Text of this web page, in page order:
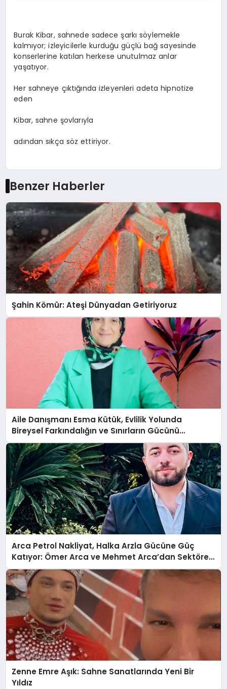
Burak Kibar, sahnede sadece şarkı söylemekle
kalmıyor; izleyicilerle kurduğu güçlü bağ sayesinde
konserlerine katılan herkese unutulmaz anlar
yaşatıyor.
Her sahneye çıktığında izleyenleri adeta hipnotize
eden
Kibar, sahne şovlarıyla
adından sıkça söz ettiriyor.
Benzer Haberler
Şahin Kömür: Ateşi Dünyadan Getiriyoruz
Aile Danışmanı Esma Kütük, Evlilik Yolunda
Bireysel Farkındalığın ve Sınırların Gücünü
Anlatıyor
Arca Petrol Nakliyat, Halka Arzla Gücüne Güç
Katıyor: Ömer Arca ve Mehmet Arca’dan Sektöre
Güçlü Yatırım
Zenne Emre Aşık: Sahne Sanatlarında Yeni Bir
Yıldız